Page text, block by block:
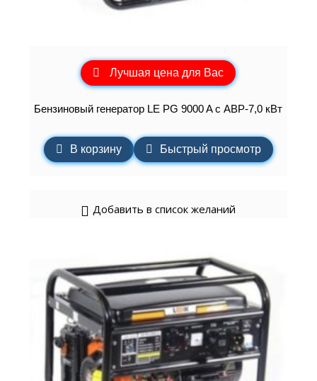
Лучшая цена для Вас
Бензиновый генератор LE PG 9000 A с АВР-7,0 кВт
В корзину Быстрый просмотр
Добавить в список желаний